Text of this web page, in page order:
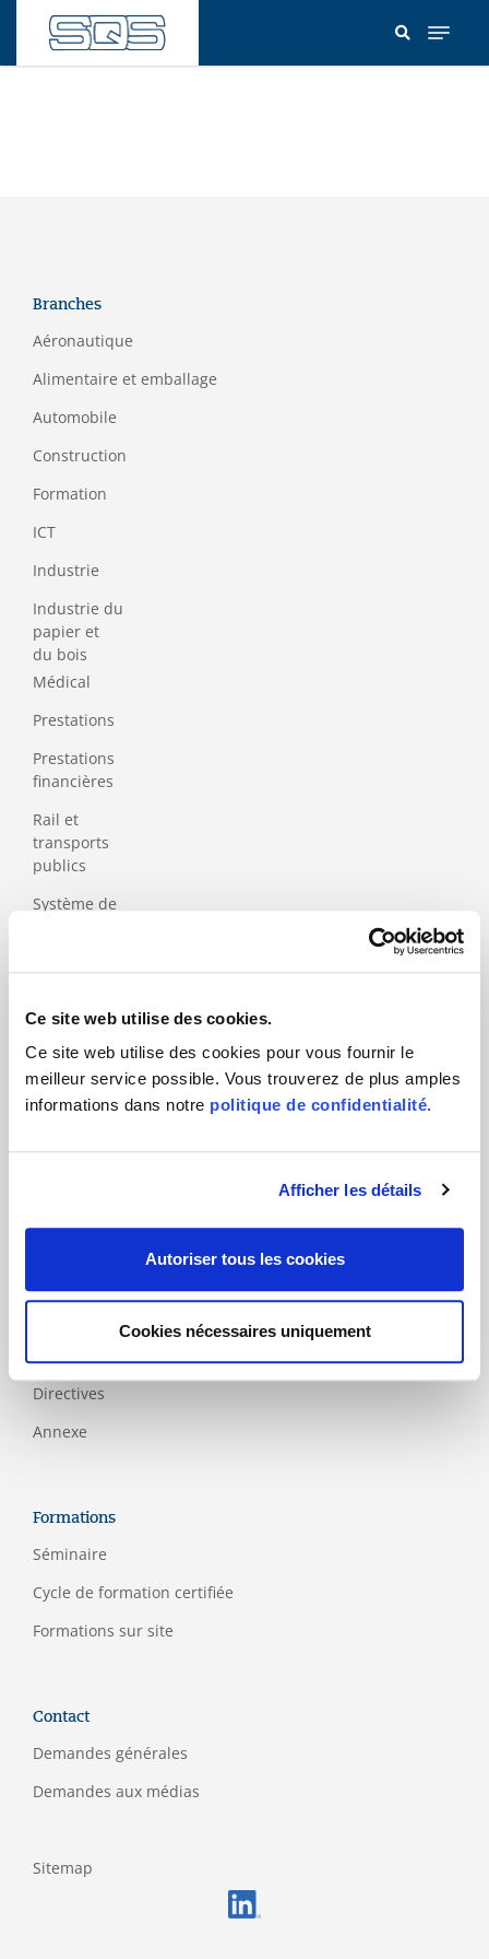
Ce site web utilise des cookies.
Ce site web utilise des cookies pour vous fournir le
meilleur service possible. Vous trouverez de plus amples
informations dans notre politique de confidentialité.
Afficher les détails
Autoriser tous les cookies
Cookies nécessaires uniquement
contenu
Branches
Aéronautique
Alimentaire et emballage
Automobile
Construction
Formation
ICT
Industrie
Industrie du
papier et
du bois
Médical
Prestations
Prestations
financières
Rail et
transports
publics
Système de
Produits
Normes
Spécifiques
Labels
Directives
Annexe
Formations
Séminaire
Cycle de formation certifiée
Formations sur site
Contact
Demandes générales
Demandes aux médias
Sitemap